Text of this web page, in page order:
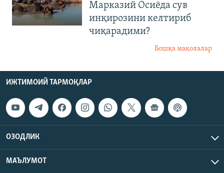
Марказий Осиёда сув
инқирозини келтириб
чиқарадими?
Бошқа мақолалар
ИЖТИМОИЙ ТАРМОҚЛАР
ОЗОДЛИК
МАЪЛУМОТ